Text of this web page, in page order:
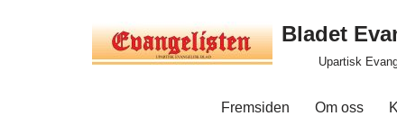
Bladet
Upartisk
Fremsiden Om oss